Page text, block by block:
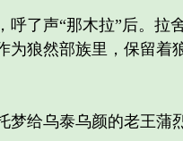
了声“那木拉”后。拉
为狼然部族里，保留
给乌泰乌颜的老王蒲